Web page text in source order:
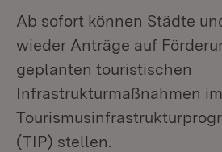
Ab sofort können Städte
wieder Anträge auf
geplanten touristischen
Infrastrukturmaßnahmen
(TIP) stellen.